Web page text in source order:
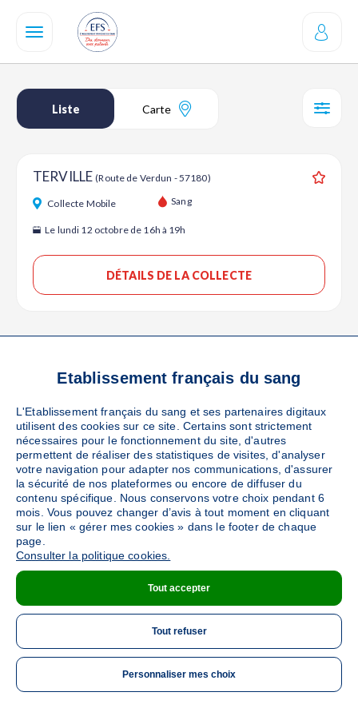
contenu
Liste Carte
ME
TERVILLE(Route de Verdun - 57180)
Collecte Mobile Sang
Le lundi 12 octobre de 16h à 19h
DÉTAILS DE LA COLLECTE
Etablissement français du sang
L'Etablissement français du sang et ses partenaires digitaux
utilisent des cookies sur ce site. Certains sont strictement
nécessaires pour le fonctionnement du site, d'autres
permettent de réaliser des statistiques de visites, d'analyser
votre navigation pour adapter nos communications, d'assurer
la sécurité de nos plateformes ou encore de diffuser du
contenu spécifique. Nous conservons votre choix pendant 6
mois. Vous pouvez changer d’avis à tout moment en cliquant
sur le lien « gérer mes cookies » dans le footer de chaque
page.
Consulter la politique cookies.
Tout accepter
Tout refuser
Personnaliser mes choix